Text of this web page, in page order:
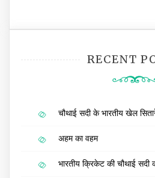
RECENT
चौथाई सदी के भारतीय खेल
अहम का वहम
भारतीय क्रिकेट की चौथाई